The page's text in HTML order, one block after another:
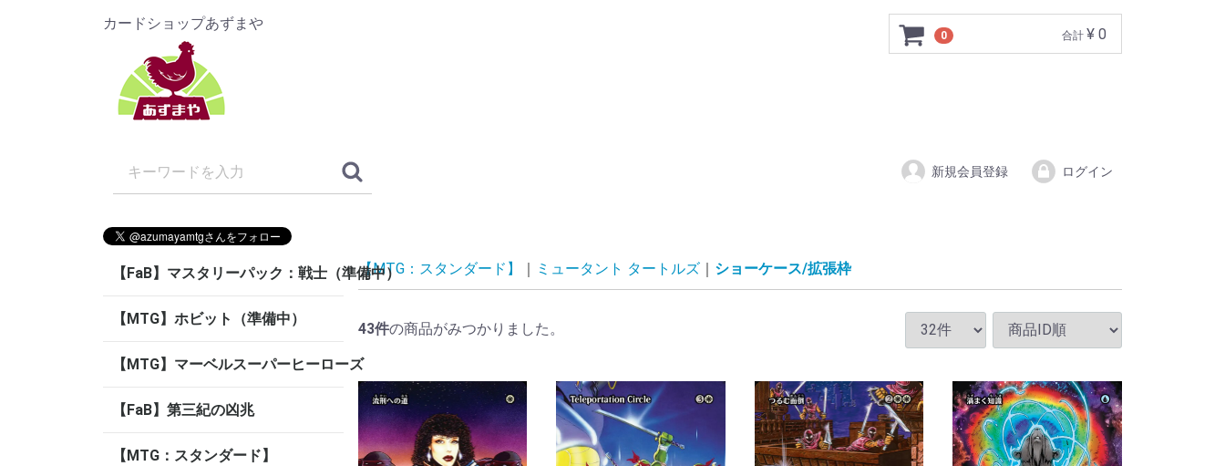
カードショップあずまや
新規会員登録 ログイン
0 合計 ¥ 0
【FaB】マスタリーパック：戦士（準備中）
【MTG】ホビット（準備中）
【MTG】マーベルスーパーヒーローズ
【FaB】第三紀の凶兆
【MTG：スタンダード】
【MTG：スタンダード】 ミュータント タートルズ ショーケース/拡張枠
43件の商品がみつかりました。